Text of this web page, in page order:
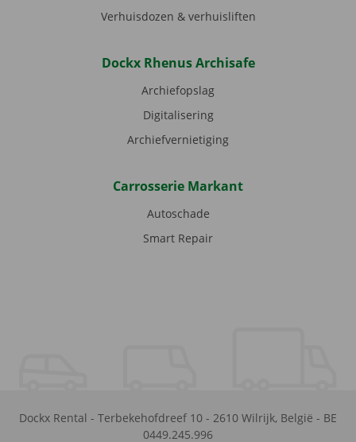
Verhuisdozen & verhuisliften
Dockx Rhenus Archisafe
Archiefopslag
Digitalisering
Archiefvernietiging
Carrosserie Markant
Autoschade
Smart Repair
Dockx Rental - Terbekehofdreef 10 - 2610 Wilrijk, België - BE
0449.245.996